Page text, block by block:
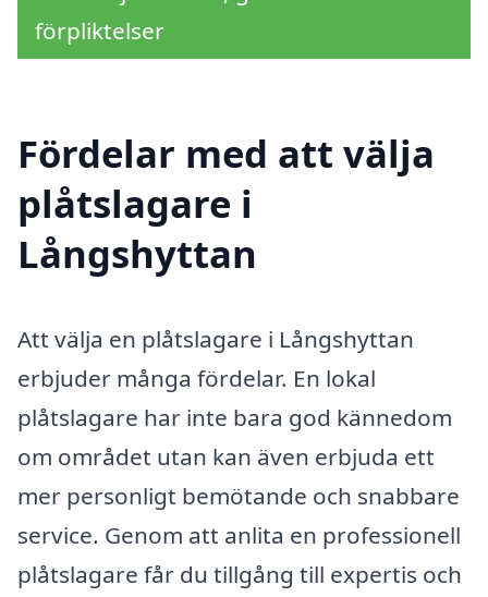
förpliktelser
Fördelar med att välja
plåtslagare i
Långshyttan
Att välja en plåtslagare i Långshyttan
erbjuder många fördelar. En lokal
plåtslagare har inte bara god kännedom
om området utan kan även erbjuda ett
mer personligt bemötande och snabbare
service. Genom att anlita en professionell
plåtslagare får du tillgång till expertis och